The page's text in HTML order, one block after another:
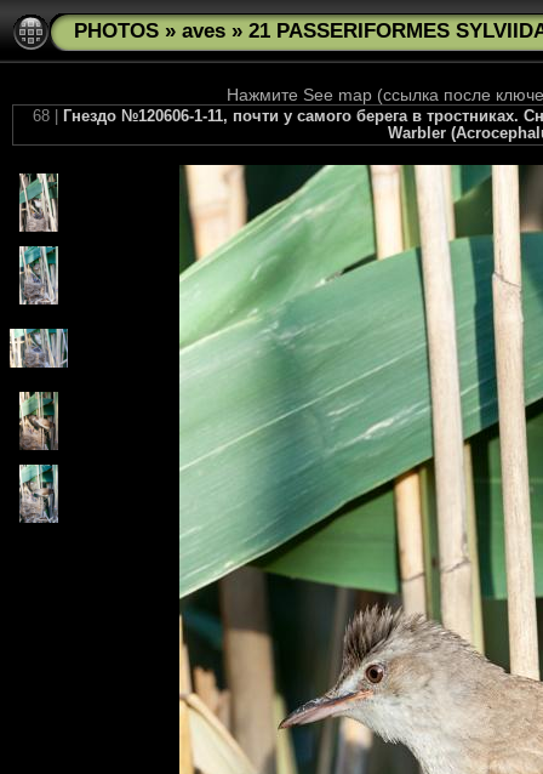
PHOTOS » aves » 21 PASSERIFORMES
Нажмите See map (ссылка после
68 |
Гнездо №120606-1-11, почти у самого берега в
Warbler